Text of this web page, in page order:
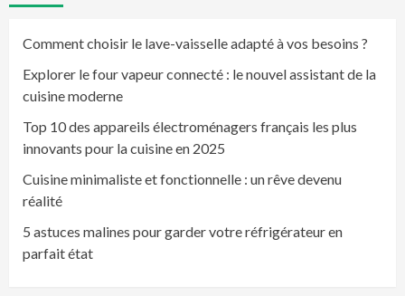
Comment choisir le lave-vaisselle adapté à vos besoins ?
Explorer le four vapeur connecté : le nouvel assistant de la
cuisine moderne
Top 10 des appareils électroménagers français les plus
innovants pour la cuisine en 2025
Cuisine minimaliste et fonctionnelle : un rêve devenu
réalité
5 astuces malines pour garder votre réfrigérateur en
parfait état